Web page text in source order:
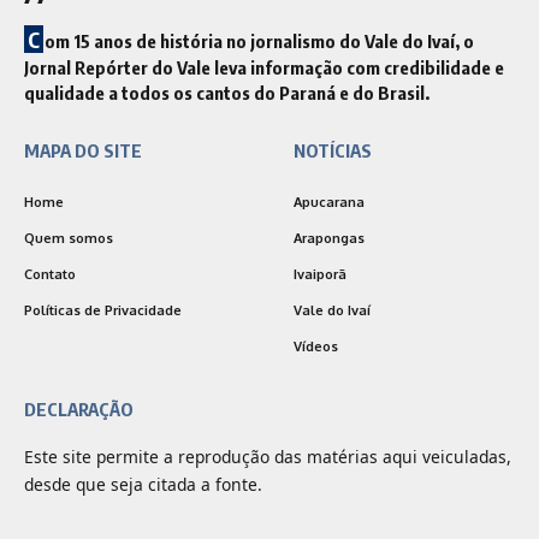
C om 15 anos de história no jornalismo do Vale do Ivaí, o
Jornal Repórter do Vale leva informação com credibilidade e
qualidade a todos os cantos do Paraná e do Brasil.
MAPA DO SITE
Home
Quem somos
Contato
Políticas de Privacidade
NOTÍCIAS
Apucarana
Arapongas
Ivaiporã
Vale do Ivaí
Vídeos
DECLARAÇÃO
Este site permite a reprodução das matérias aqui veiculadas,
desde que seja citada a fonte.